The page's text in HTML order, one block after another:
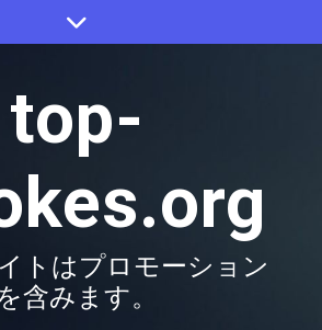
top-
トはプロモーション
含みます。